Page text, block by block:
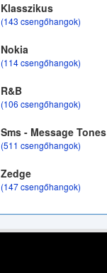
Klasszikus
(143 csengőhangok)
Nokia
(114 csengőhangok)
R&B
(106 csengőhangok)
Sms - Message Tones
(511 csengőhangok)
Zedge
(147 csengőhangok)